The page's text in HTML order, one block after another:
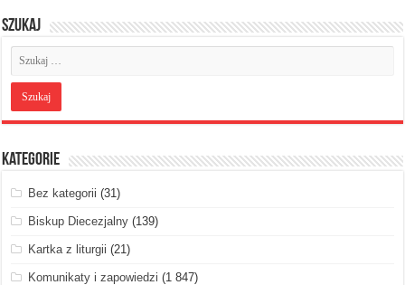
Szukaj
Kategorie
Bez kategorii (31)
Biskup Diecezjalny (139)
Kartka z liturgii (21)
Komunikaty i zapowiedzi (1 847)